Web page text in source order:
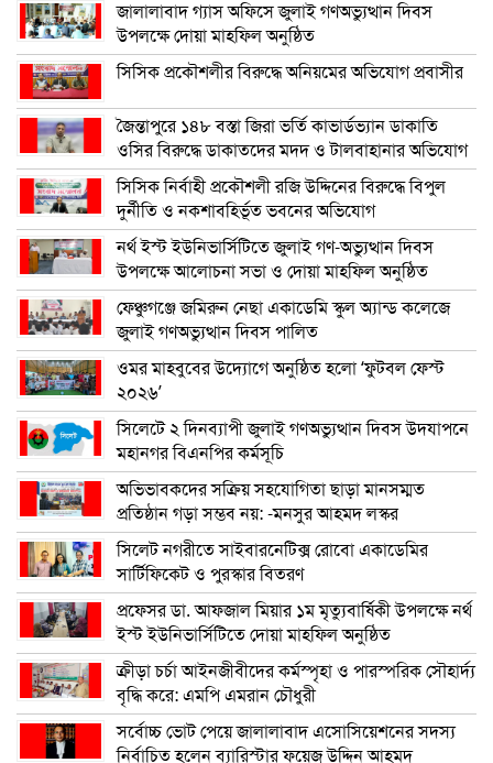
জালালাবাদ গ্যাস অফিসে জুলাই গণঅভ্যুত্থান দিবস
উপলক্ষে দোয়া মাহফিল অনুষ্ঠিত
সিসিক প্রকৌশলীর বিরুদ্ধে অনিয়মের অভিযোগ প্রবাসীর
জৈন্তাপুরে ১৪৮ বস্তা জিরা ভর্তি কাভার্ডভ্যান ডাকাতি
ওসির বিরুদ্ধে ডাকাতদের মদদ ও টালবাহানার অভিযোগ
সিসিক নির্বাহী প্রকৌশলী রজি উদ্দিনের বিরুদ্ধে বিপুল
দুর্নীতি ও নকশাবহির্ভূত ভবনের অভিযোগ
নর্থ ইস্ট ইউনিভার্সিটিতে জুলাই গণ-অভ্যুত্থান দিবস
উপলক্ষে আলোচনা সভা ও দোয়া মাহফিল অনুষ্ঠিত
ফেঞ্চুগঞ্জে জমিরুন নেছা একাডেমি স্কুল অ্যান্ড কলেজে
জুলাই গণঅভ্যুত্থান দিবস পালিত
ওমর মাহবুবের উদ্যোগে অনুষ্ঠিত হলো ‘ফুটবল ফেস্ট
২০২৬’
সিলেটে ২ দিনব্যাপী জুলাই গণঅভ্যুত্থান দিবস উদযাপনে
মহানগর বিএনপির কর্মসূচি
অভিভাবকদের সক্রিয় সহযোগিতা ছাড়া মানসম্মত
প্রতিষ্ঠান গড়া সম্ভব নয়: -মনসুর আহমদ লস্কর
সিলেট নগরীতে সাইবারনেটিক্স রোবো একাডেমির
সার্টিফিকেট ও পুরস্কার বিতরণ
প্রফেসর ডা. আফজাল মিয়ার ১ম মৃত্যুবার্ষিকী উপলক্ষে নর্থ
ইস্ট ইউনিভার্সিটিতে দোয়া মাহফিল অনুষ্ঠিত
ক্রীড়া চর্চা আইনজীবীদের কর্মস্পৃহা ও পারস্পরিক সৌহার্দ্য
বৃদ্ধি করে: এমপি এমরান চৌধুরী
সর্বোচ্চ ভোট পেয়ে জালালাবাদ এসোসিয়েশনের সদস্য
নির্বাচিত হলেন ব্যারিস্টার ফয়েজ উদ্দিন আহমদ